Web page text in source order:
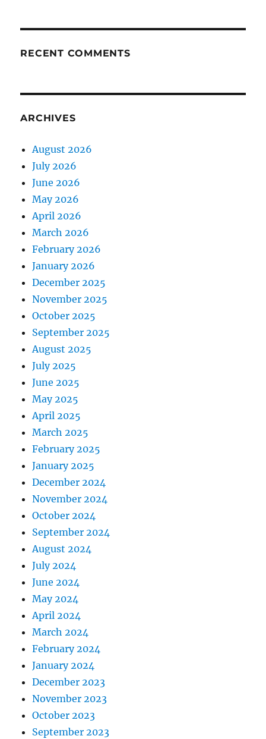
RECENT COMMENTS
ARCHIVES
August 2026
July 2026
June 2026
May 2026
April 2026
March 2026
February 2026
January 2026
December 2025
November 2025
October 2025
September 2025
August 2025
July 2025
June 2025
May 2025
April 2025
March 2025
February 2025
January 2025
December 2024
November 2024
October 2024
September 2024
August 2024
July 2024
June 2024
May 2024
April 2024
March 2024
February 2024
January 2024
December 2023
November 2023
October 2023
September 2023